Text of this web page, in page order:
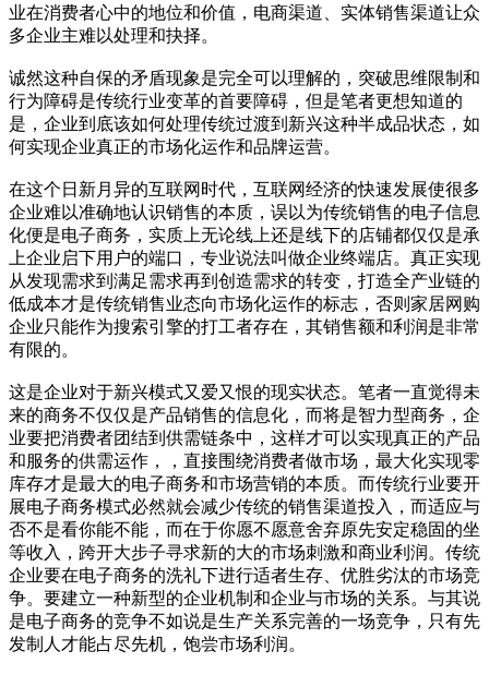
业在消费者心中的地位和价值，电商渠道、实体销售渠道让众
多企业主难以处理和抉择。
诚然这种自保的矛盾现象是完全可以理解的，突破思维限制和
行为障碍是传统行业变革的首要障碍，但是笔者更想知道的
是，企业到底该如何处理传统过渡到新兴这种半成品状态，如
何实现企业真正的市场化运作和品牌运营。
在这个日新月异的互联网时代，互联网经济的快速发展使很多
企业难以准确地认识销售的本质，误以为传统销售的电子信息
化便是电子商务，实质上无论线上还是线下的店铺都仅仅是承
上企业启下用户的端口，专业说法叫做企业终端店。真正实现
从发现需求到满足需求再到创造需求的转变，打造全产业链的
低成本才是传统销售业态向市场化运作的标志，否则家居网购
企业只能作为搜索引擎的打工者存在，其销售额和利润是非常
有限的。
这是企业对于新兴模式又爱又恨的现实状态。笔者一直觉得未
来的商务不仅仅是产品销售的信息化，而将是智力型商务，企
业要把消费者团结到供需链条中，这样才可以实现真正的产品
和服务的供需运作，，直接围绕消费者做市场，最大化实现零
库存才是最大的电子商务和市场营销的本质。而传统行业要开
展电子商务模式必然就会减少传统的销售渠道投入，而适应与
否不是看你能不能，而在于你愿不愿意舍弃原先安定稳固的坐
等收入，跨开大步子寻求新的大的市场刺激和商业利润。传统
企业要在电子商务的洗礼下进行适者生存、优胜劣汰的市场竞
争。要建立一种新型的企业机制和企业与市场的关系。与其说
是电子商务的竞争不如说是生产关系完善的一场竞争，只有先
发制人才能占尽先机，饱尝市场利润。